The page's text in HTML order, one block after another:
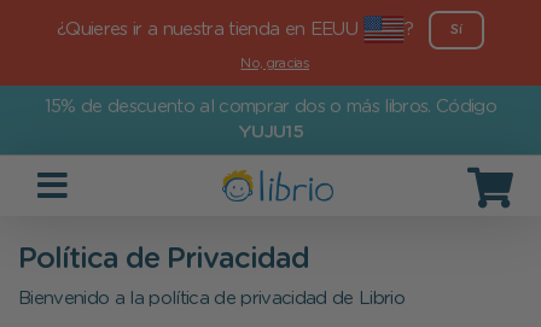
¿Quieres ir a nuestra tienda en EEUU ? Sí
No, gracias
15% de descuento al comprar dos o más libros. Código
YUJU15
Política de Privacidad
Bienvenido a la política de privacidad de Librio